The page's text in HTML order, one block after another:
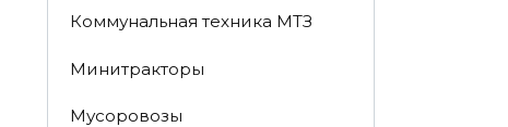
Коммунальная техника МТЗ
Минитракторы
Мусоровозы